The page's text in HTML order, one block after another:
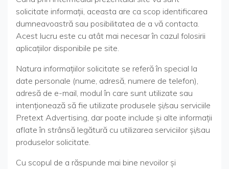
solicitate informaţii, aceasta are ca scop identificarea
dumneavoastră sau posibilitatea de a vă contacta.
Acest lucru este cu atât mai necesar în cazul folosirii
aplicaţiilor disponibile pe site.
Natura informaţiilor solicitate se referă în special la
date personale (nume, adresă, numere de telefon),
adresă de e-mail, modul în care sunt utilizate sau
intenţionează să fie utilizate produsele şi/sau serviciile
Pretext Advertising, dar poate include şi alte informaţii
aflate în strânsă legătură cu utilizarea serviciilor şi/sau
produselor solicitate.
Cu scopul de a răspunde mai bine nevoilor şi